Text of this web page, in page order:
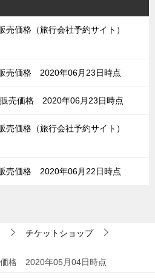
売価格（旅行会社予約サイト）
売価格 2020年06月23日時点
売価格 2020年06月23日時点
売価格（旅行会社予約サイト）
売価格 2020年06月22日時点
チケットショップ
格 2020年05月04日時点